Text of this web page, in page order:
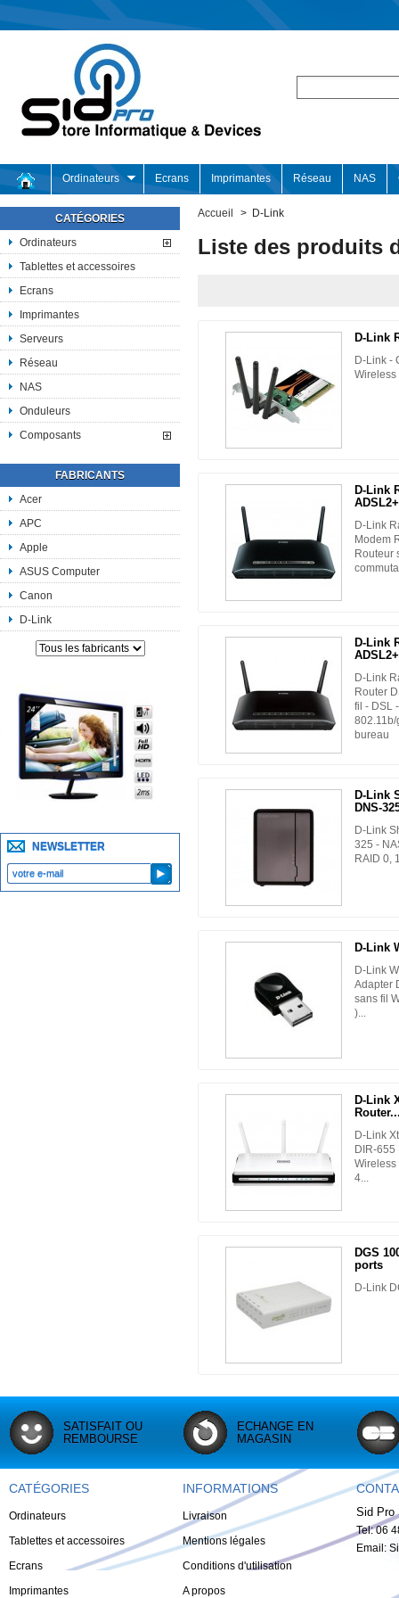
Ordinateurs Ecrans Imprimantes Réseau NAS
CATÉGORIES
Ordinateurs
Tablettes et accessoires
Ecrans
Imprimantes
Serveurs
Réseau
NAS
Onduleurs
Composants
FABRICANTS
Acer
APC
Apple
ASUS Computer
Canon
D-Link
NEWSLETTER
Accueil > D-Link
Liste des produits
D-Link
D-Link -
Wireless
D-Link
D-Link
Modem
Routeur
D-Link
D-Link
Router
fil - DSL
802.11b/
bureau
D-Link
DNS-
D-Link
325 -
RAID 0,
D-Link
D-Link
Adapter
sans fil
)...
D-Link
D-Link
DIR-
Wireless
4...
DGS
ports
D-Link
SATISFAIT OU
REMBOURSE
ECHANGE EN
MAGASIN
CATÉGORIES
Ordinateurs
Tablettes et accessoires
Ecrans
Imprimantes
INFORMATIONS
Livraison
Mentions légales
Conditions d'utilisation
A propos
Sid Pro
Tel: 06
Email: